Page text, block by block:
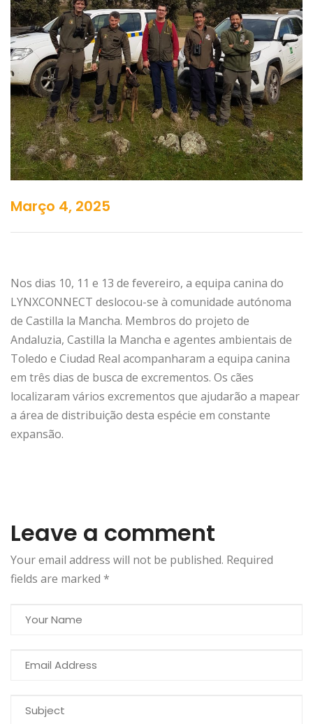
Março 4, 2025
Nos dias 10, 11 e 13 de fevereiro, a equipa canina do
LYNXCONNECT deslocou-se à comunidade autónoma
de Castilla la Mancha. Membros do projeto de
Andaluzia, Castilla la Mancha e agentes ambientais de
Toledo e Ciudad Real acompanharam a equipa canina
em três dias de busca de excrementos. Os cães
localizaram vários excrementos que ajudarão a mapear
a área de distribuição desta espécie em constante
expansão.
Leave a comment
Your email address will not be published. Required
fields are marked *